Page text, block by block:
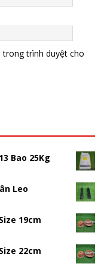
trình duyệt cho
Bao 25Kg
Leo
19cm
22cm